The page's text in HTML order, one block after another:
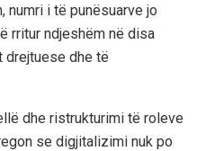
numri i të punësuarve jo
rritur ndjeshëm në disa
drejtuese dhe të
dhe ristrukturimi të roleve
se digjitalizimi nuk po